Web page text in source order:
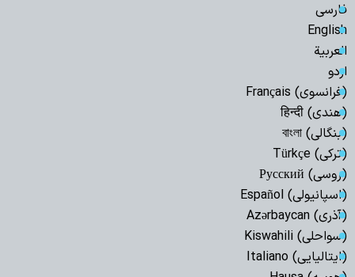
فارسی
English
العربیة
اردو
(فرانسوی) Français
(هندی) हिन्दी
(بنگالی) বাংলা
(ترکی) Türkçe
(روسی) Русский
(اسپانیولی) Español
(آذری) Azərbaycan
(سواحلی) Kiswahili
(ایتالیایی) Italiano